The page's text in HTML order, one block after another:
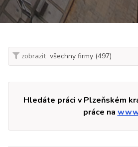
zobrazit
Hledáte práci v Plzeňském
práce na